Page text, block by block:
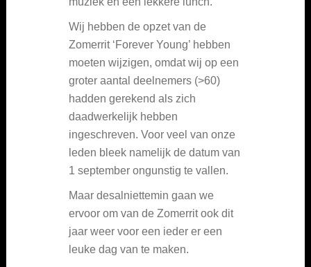
Wij hebben de opzet van de
Zomerrit ‘Forever Young’ hebben
moeten wijzigen, omdat wij op een
groter aantal deelnemers (>60)
hadden gerekend als zich
daadwerkelijk hebben
ingeschreven. Voor veel van onze
leden bleek namelijk de datum van
1 september ongunstig te vallen.
Maar desalniettemin gaan we
ervoor om van de Zomerrit ook dit
jaar weer voor een ieder er een
leuke dag van te maken.